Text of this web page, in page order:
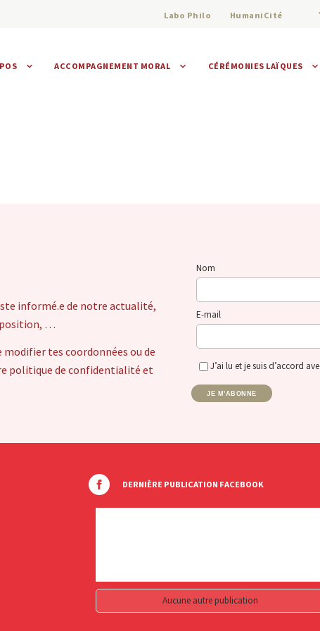
Labo Philo HumaniCité
ACCOMPAGNEMENT MORAL CÉRÉMONIES LAÏQUES
informé.e de notre actualité,
position, …
tes coordonnées ou de
politique de confidentialité et
Nom
E-mail
J’ai lu et je suis d’accord
JE M'ABONNE
DERNIÈRE PUBLICATION FACEBOOK
Aucune autre publication